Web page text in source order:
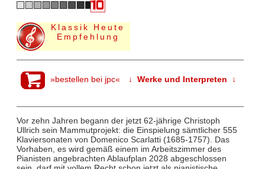
Klassik Heute
Empfehlung
»bestellen bei jpc« ↓ Werke und Interpreten ↓
Vor zehn Jahren begann der jetzt 62-jährige Christoph
Ullrich sein Mammutprojekt: die Einspielung sämtlicher 555
Klaviersonaten von Domenico Scarlatti (1685-1757). Das
Vorhaben, es wird gemäß einem im Arbeitszimmer des
Pianisten angebrachten Ablaufplan 2028 abgeschlossen